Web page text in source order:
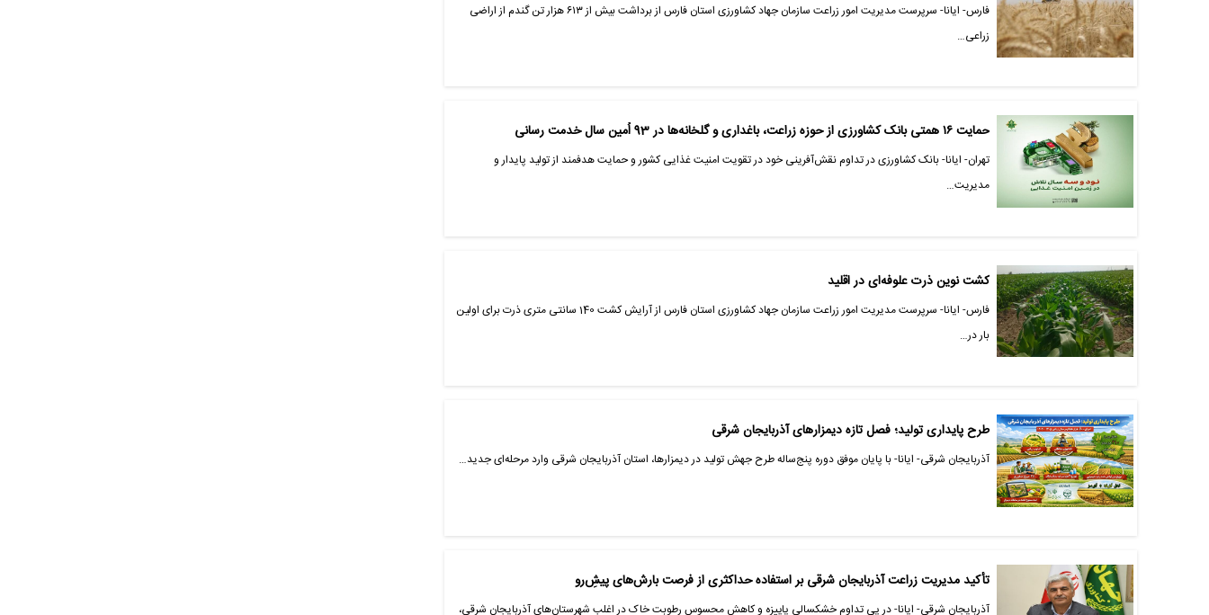
فارس- ایانا- سرپرست مدیریت امور زراعت سازمان جهاد کشاورزی استان فارس از برداشت بیش از ۶۱۳ هزار تن گندم از اراضی
زراعی…
حمایت ۱۶ همتی بانک کشاورزی از حوزه زراعت، باغداری و گلخانه‌ها در 93 اُمین سال خدمت رسانی
تهران- ایانا- بانک کشاورزی در تداوم نقش‌آفرینی خود در تقویت امنیت غذایی کشور و حمایت هدفمند از تولید پایدار و
مدیریت…
کشت نوین ذرت علوفه‌ای در اقلید
فارس- ایانا- سرپرست مدیریت امور زراعت سازمان جهاد کشاورزی استان فارس از آرایش کشت 140 سانتی متری ذرت برای اولین
بار در…
طرح پایداری تولید؛ فصل تازه دیمزارهای آذربایجان شرقی
آذربایجان شرقی- ایانا- با پایان موفق دوره پنج‌ساله طرح جهش تولید در دیمزارها، استان آذربایجان شرقی وارد مرحله‌ای جدید…
تأکید مدیریت زراعت آذربایجان شرقی بر استفاده حداکثری از فرصت بارش‌های پیش‌ِرو
آذربایجان شرقی- ایانا- در پی تداوم خشکسالی پاییزه و کاهش محسوس رطوبت خاک در اغلب شهرستان‌های آذربایجان شرقی،